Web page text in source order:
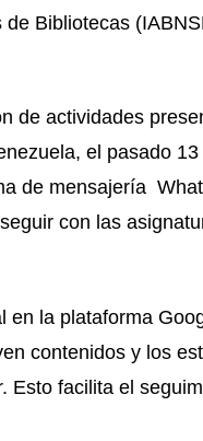
Bibliotecas
de actividades
el pasado
de mensajería
con las
en la plataforma
contenidos y los
Esto facilita el